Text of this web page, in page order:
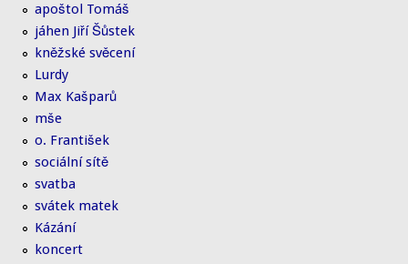
apoštol Tomáš
jáhen Jiří Šůstek
kněžské svěcení
Lurdy
Max Kašparů
mše
o. František
sociální sítě
svatba
svátek matek
Kázání
koncert